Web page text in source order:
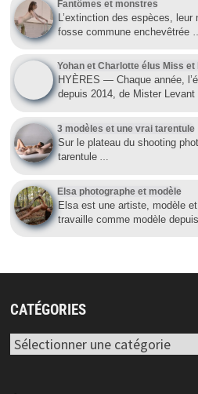
Fantômes et monstres
L’extinction des espèces,
fosse commune enchevêtrée
Yohan et Charlotte élus Miss
HYÈRES — Chaque année,
depuis 2014, de Mister Levant
3 modèles et une vrai tarentule
Sur le plateau du shooting
tarentule…
Elsa photographe et modèle
Elsa est une artiste, modèle
travaille comme modèle depuis
CATÉGORIES
Catégories